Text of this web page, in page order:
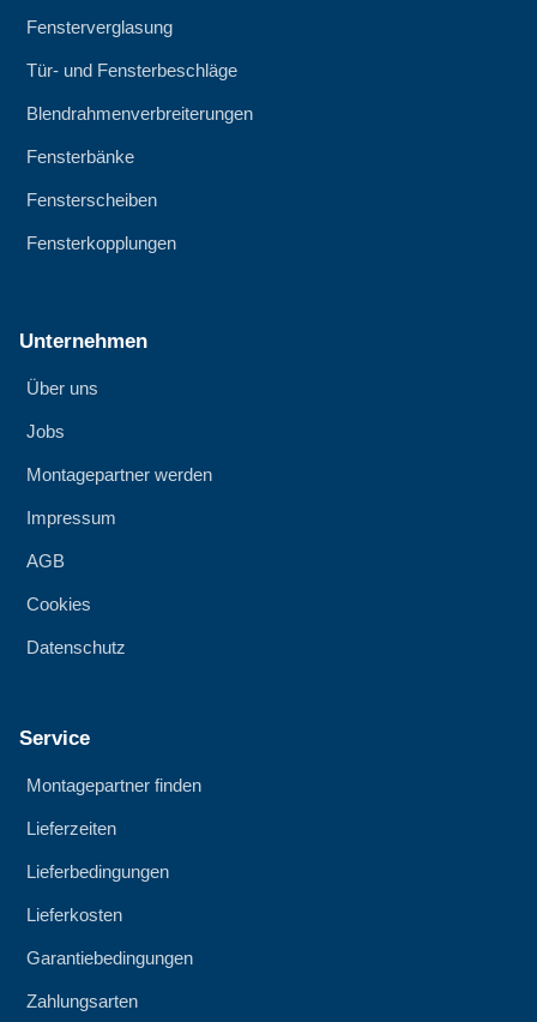
Fensterverglasung
Tür- und Fensterbeschläge
Blendrahmenverbreiterungen
Fensterbänke
Fensterscheiben
Fensterkopplungen
Unternehmen
Über uns
Jobs
Montagepartner werden
Impressum
AGB
Cookies
Datenschutz
Service
Montagepartner finden
Lieferzeiten
Lieferbedingungen
Lieferkosten
Garantiebedingungen
Zahlungsarten